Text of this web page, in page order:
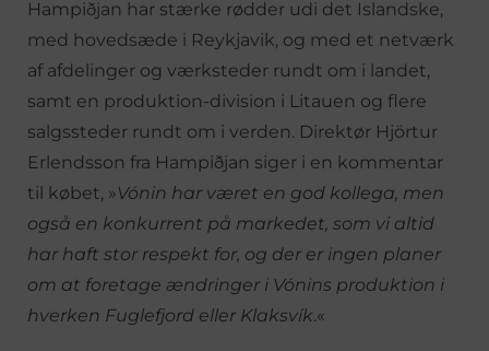
Hampiðjan har stærke rødder udi det Islandske,
med hovedsæde i Reykjavik, og med et netværk
af afdelinger og værksteder rundt om i landet,
samt en produktion-division i Litauen og flere
salgssteder rundt om i verden. Direktør Hjörtur
Erlendsson fra Hampiðjan siger i en kommentar
til købet, »Vónin har været en god kollega, men
også en konkurrent på markedet, som vi altid
har haft stor respekt for, og der er ingen planer
om at foretage ændringer i Vónins produktion i
hverken Fuglefjord eller Klaksvík.«